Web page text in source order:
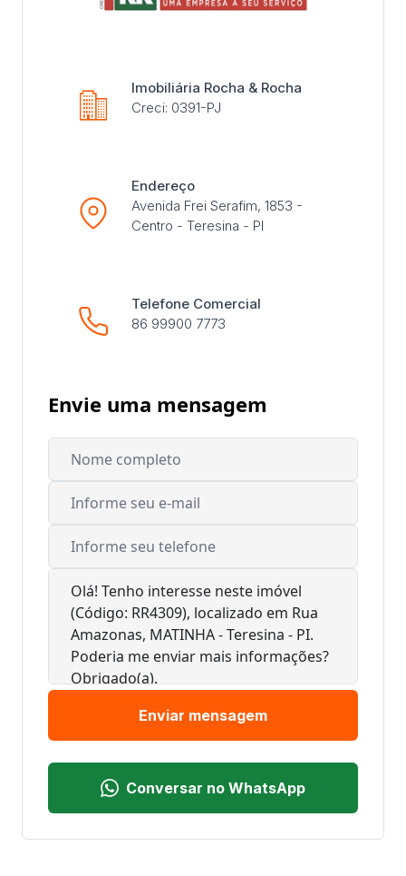
Imobiliária Rocha & Rocha
Creci: 0391-PJ
Endereço
Avenida Frei Serafim, 1853 -
Centro - Teresina - PI
Telefone Comercial
86 99900 7773
Envie uma mensagem
Enviar mensagem
Conversar no WhatsApp